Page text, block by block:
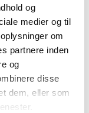
og
medier og til
om
partnere inden
og
disse
dem, eller som